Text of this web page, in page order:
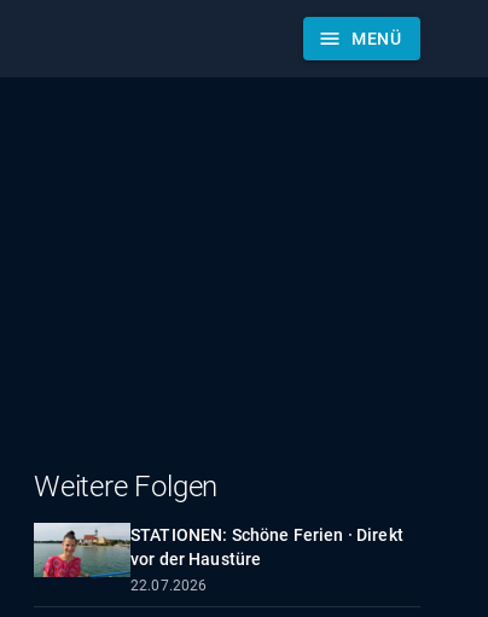
menu MENÜ
Weitere Folgen
STATIONEN: Schöne Ferien · Direkt
vor der Haustüre
22.07.2026